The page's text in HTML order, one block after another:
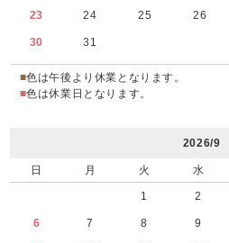
23 24 25 26
30 31
■色は午後より休業となります。
■色は休業日となります。
2026/9
日 月 火 水
1 2
6 7 8 9